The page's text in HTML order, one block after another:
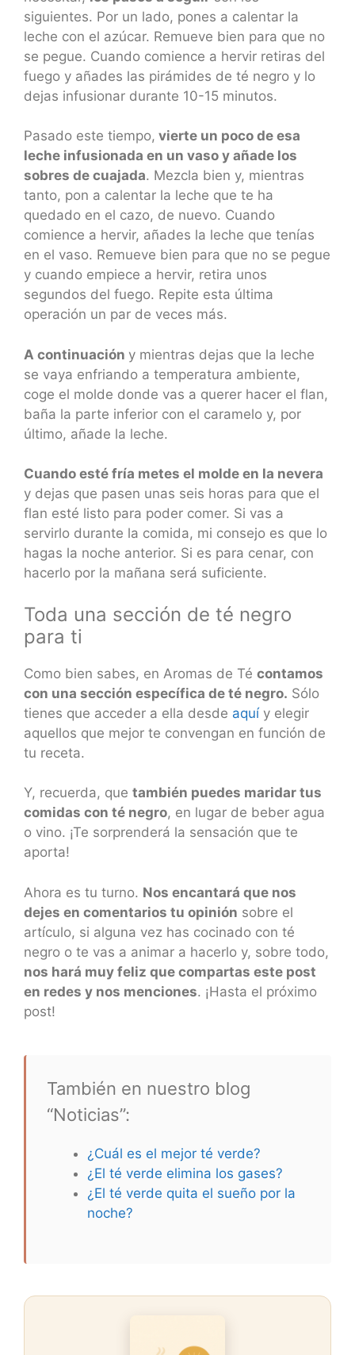
siguientes. Por un lado, pones a calentar la
leche con el azúcar. Remueve bien para que no
se pegue. Cuando comience a hervir retiras del
fuego y añades las pirámides de té negro y lo
dejas infusionar durante 10-15 minutos.
Pasado este tiempo, vierte un poco de esa
leche infusionada en un vaso y añade los
sobres de cuajada. Mezcla bien y, mientras
tanto, pon a calentar la leche que te ha
quedado en el cazo, de nuevo. Cuando
comience a hervir, añades la leche que tenías
en el vaso. Remueve bien para que no se pegue
y cuando empiece a hervir, retira unos
segundos del fuego. Repite esta última
operación un par de veces más.
A continuación y mientras dejas que la leche
se vaya enfriando a temperatura ambiente,
coge el molde donde vas a querer hacer el flan,
baña la parte inferior con el caramelo y, por
último, añade la leche.
Cuando esté fría metes el molde en la nevera
y dejas que pasen unas seis horas para que el
flan esté listo para poder comer. Si vas a
servirlo durante la comida, mi consejo es que lo
hagas la noche anterior. Si es para cenar, con
hacerlo por la mañana será suficiente.
Toda una sección de té negro
para ti
Como bien sabes, en Aromas de Té contamos
con una sección específica de té negro. Sólo
tienes que acceder a ella desde aquí y elegir
aquellos que mejor te convengan en función de
tu receta.
Y, recuerda, que también puedes maridar tus
comidas con té negro, en lugar de beber agua
o vino. ¡Te sorprenderá la sensación que te
aporta!
Ahora es tu turno. Nos encantará que nos
dejes en comentarios tu opinión sobre el
artículo, si alguna vez has cocinado con té
negro o te vas a animar a hacerlo y, sobre todo,
nos hará muy feliz que compartas este post
en redes y nos menciones. ¡Hasta el próximo
post!
También en nuestro blog
“Noticias”:
¿Cuál es el mejor té verde?
¿El té verde elimina los gases?
¿El té verde quita el sueño por la
noche?